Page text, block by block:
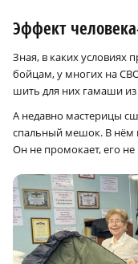
Эффект
Зная, в каких условиях
бойцам, у многих на
шить для них гамаши
А недавно мастерицы
спальный мешок. В нём
Он не промокает, его не